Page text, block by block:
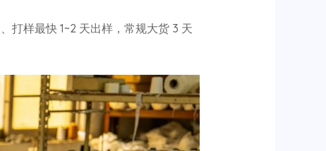
打样最快 1~2 天出样，常规大货 3 天